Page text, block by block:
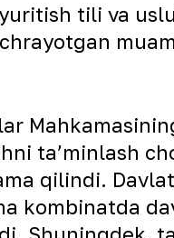
yuritish tili va
taʼminlash
qilindi.
kombinatda